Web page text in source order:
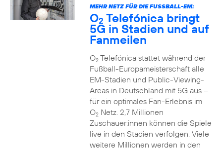
MEHR NETZ FÜR DIE FUSSBALL-EM:
O2 Telefónica bringt
5G in Stadien und auf
Fanmeilen
O2Telefónica stattet während der
Fußball-Europameisterschaft alle
EM-Stadien und Public-Viewing-
Areas in Deutschland mit 5G aus –
für ein optimales Fan-Erlebnis im
O2Netz. 2,7 Millionen
Zuschauer:innen können die Spiele
live in den Stadien verfolgen. Viele
weitere Millionen werden in den